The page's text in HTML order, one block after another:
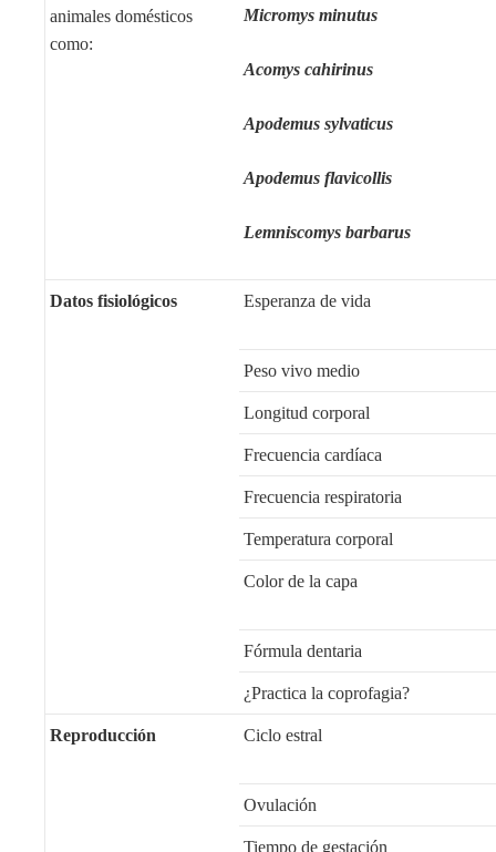
animales domésticos
como:
Micromys minutus
Acomys cahirinus
Apodemus sylvaticus
Apodemus flavicollis
Lemniscomys barbarus
Datos fisiológicos Esperanza de vida
Peso vivo medio
Longitud corporal
Frecuencia cardíaca
Frecuencia respiratoria
Temperatura corporal
Color de la capa
Fórmula dentaria
¿Practica la coprofagia?
Reproducción Ciclo estral
Ovulación
Tiempo de gestación